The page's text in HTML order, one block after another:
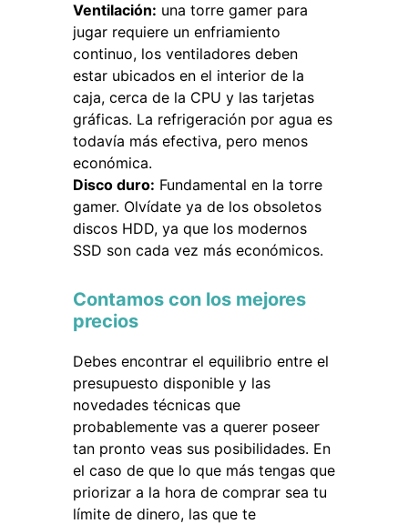
Ventilación: una torre gamer para
jugar requiere un enfriamiento
continuo, los ventiladores deben
estar ubicados en el interior de la
caja, cerca de la CPU y las tarjetas
gráficas. La refrigeración por agua es
todavía más efectiva, pero menos
económica.
Disco duro: Fundamental en la torre
gamer. Olvídate ya de los obsoletos
discos HDD, ya que los modernos
SSD son cada vez más económicos.
Contamos con los mejores
precios
Debes encontrar el equilibrio entre el
presupuesto disponible y las
novedades técnicas que
probablemente vas a querer poseer
tan pronto veas sus posibilidades. En
el caso de que lo que más tengas que
priorizar a la hora de comprar sea tu
límite de dinero, las que te